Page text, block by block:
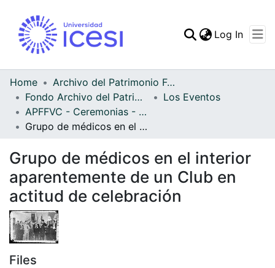
Statistics
Log In
Home
Archivo del Patrimonio Fotográfico y Fílmico del Valle del Cauca
Fondo Archivo del Patrimonio Fotográfico y Fílmico del Valle del Cauca
Los Eventos
APFFVC - Ceremonias - Patrimonial
Grupo de médicos en el interior aparentemente de un Club en actitud de celebración
Grupo de médicos en el interior
aparentemente de un Club en
actitud de celebración
Files